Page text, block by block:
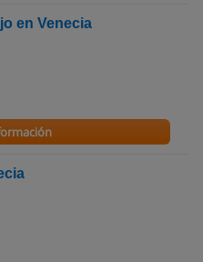
en Venecia